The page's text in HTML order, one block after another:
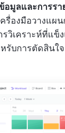
อมูลและการรา
ครื่องมือวางแ
วิเคราะห์ที่แข็
รับการตัดสินใ